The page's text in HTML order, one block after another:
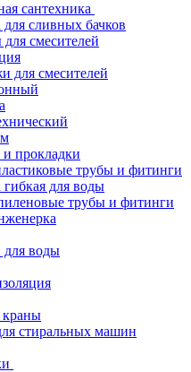
сантехника
сливных бачков
смесителей
для смесителей
прокладки
трубы и фитинги
для воды
трубы и фитинги
для воды
стиральных машин